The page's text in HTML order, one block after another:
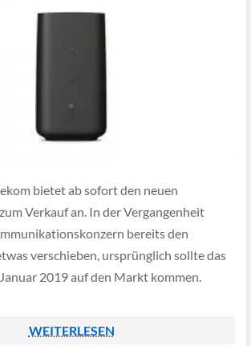
bietet ab sofort den neuen
Verkauf an. In der Vergangenheit
bereits den
verschieben, ursprünglich sollte das
2019 auf den Markt kommen.
WEITERLESEN